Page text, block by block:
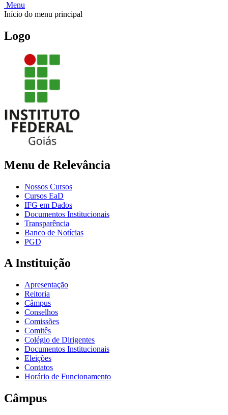
Menu
Início do menu principal
Logo
Menu de Relevância
Nossos Cursos
Cursos EaD
IFG em Dados
Documentos Institucionais
Transparência
Banco de Notícias
PGD
A Instituição
Apresentação
Reitoria
Câmpus
Conselhos
Comissões
Comitês
Colégio de Dirigentes
Documentos Institucionais
Eleições
Contatos
Horário de Funcionamento
Câmpus